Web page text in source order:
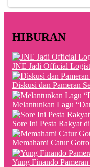
HIBURAN
JNE Jadi Official
Diskusi dan Pameran
Melantunkan Lagu
Sore Ini Pesta Rakyat
Memahami Catur
Yung Finando